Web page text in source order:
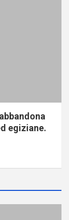
egiziane.